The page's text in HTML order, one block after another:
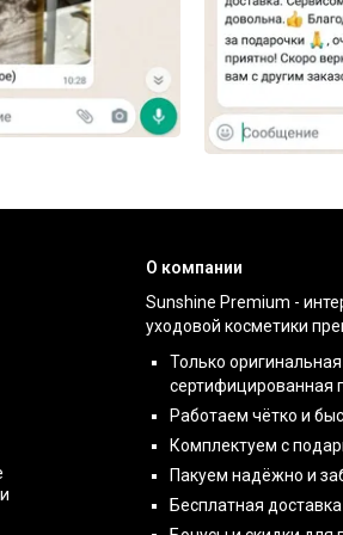
О компании
Sunshine Premium -
уходовой косметики
Только оригинальная
сертифицированная
Работаем чётко и
Комплектуем с
Пакуем надёжно и
Бесплатная